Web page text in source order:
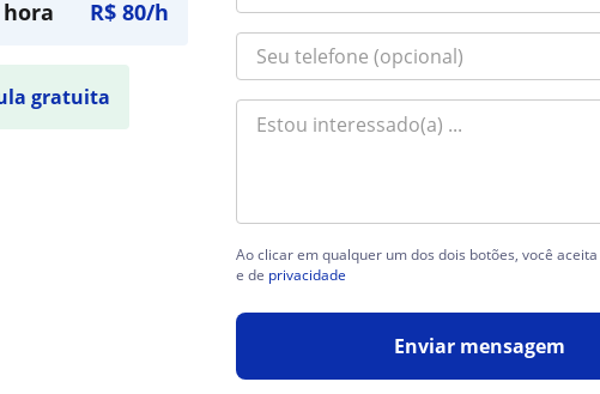
R$ 80/h
gratuita
Ao clicar em qualquer um dos dois botões, você
e de privacidade
Enviar mensagem